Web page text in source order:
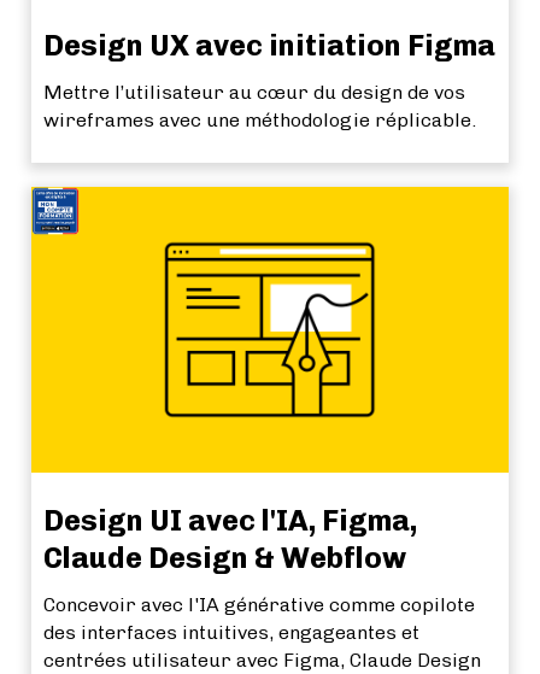
Design UX avec initiation Figma
Mettre l’utilisateur au cœur du design de vos
wireframes avec une méthodologie réplicable.
Design UI avec l'IA, Figma,
Claude Design & Webflow
Concevoir avec l'IA générative comme copilote
des interfaces intuitives, engageantes et
centrées utilisateur avec Figma, Claude Design